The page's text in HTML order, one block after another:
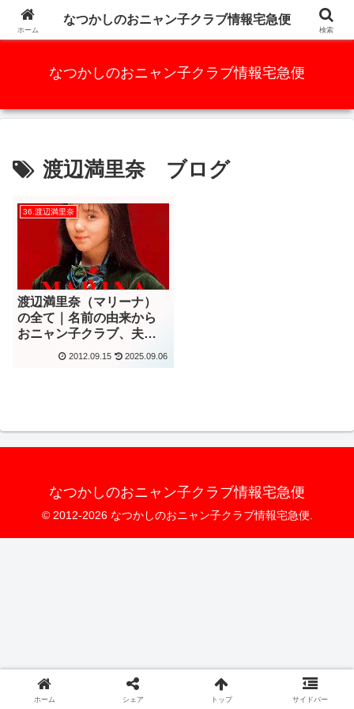
かつての人気アイドルグループ、元祖AKB48と言っても過言ではな
なつかしのおニャン子クラブ情報宅急便
渡辺満里奈 ブログ
36.渡辺満里奈
渡辺満里奈（マリーナ）
の全て｜名前の由来から
おニャン子クラブ、夫・
名倉潤との結婚生活まで
2012.09.15 2025.09.06
なつかしのおニャン子クラブ情報宅急便
© 2012-2026 なつかしのおニャン子クラブ情報宅急便.
ホーム
なつかしのおニャン子クラブ情報宅急便
検索
ホーム シェア トップ サイドバー